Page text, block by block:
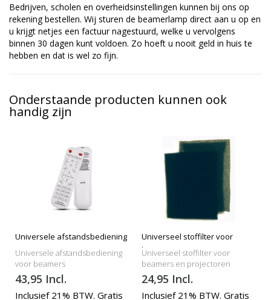
Bedrijven, scholen en overheidsinstellingen kunnen bij ons op
rekening bestellen. Wij sturen de beamerlamp direct aan u op en
u krijgt netjes een factuur nagestuurd, welke u vervolgens
binnen 30 dagen kunt voldoen. Zo hoeft u nooit geld in huis te
hebben en dat is wel zo fijn.
Onderstaande producten kunnen ook
handig zijn
Universele afstandsbediening
Universele afstandsbediening
voor beamers
43,95 Incl.
Inclusief 21% BTW. Gratis
Universeel stoffilter voor
beamers
Universeel stoffilter voor
beamers en projectoren
24,95 Incl.
Inclusief 21% BTW. Gratis